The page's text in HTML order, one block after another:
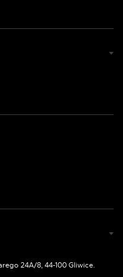
24A/8, 44-100 Gliwice.